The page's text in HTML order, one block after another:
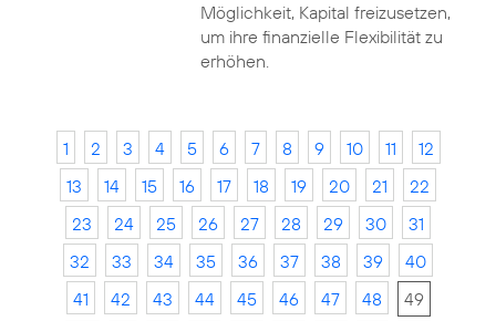
Möglichkeit, Kapital freizusetzen,
um ihre finanzielle Flexibilität zu
erhöhen.
1 2 3 4 5 6 7 8 9 10 11
12
13
14 15 16 17 18 19 20 21
22
23
24 25 26 27 28 29 30
31
32
33 34 35 36 37 38 39
40
41
42 43 44 45 46 47 48
49